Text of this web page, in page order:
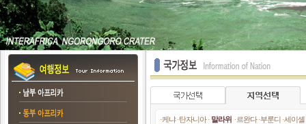
·케냐·탄자니아· 말라위 ·르완다·부룬디 ·세이셸